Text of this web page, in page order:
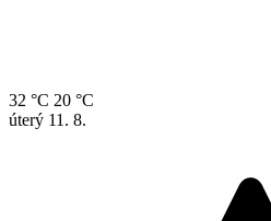
32 °C 20 °C
úterý 11. 8.